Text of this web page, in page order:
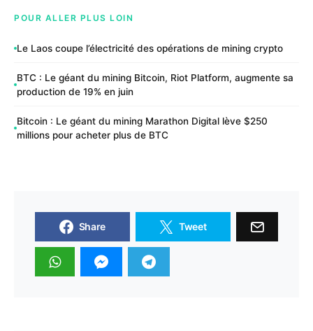
POUR ALLER PLUS LOIN
Le Laos coupe l’électricité des opérations de mining crypto
BTC : Le géant du mining Bitcoin, Riot Platform, augmente sa
production de 19% en juin
Bitcoin : Le géant du mining Marathon Digital lève $250
millions pour acheter plus de BTC
Share Tweet